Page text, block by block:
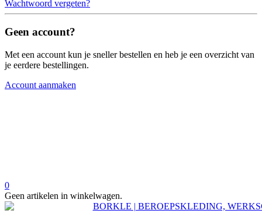
Wachtwoord vergeten?
Geen account?
Met een account kun je sneller bestellen en heb je een overzicht van
je eerdere bestellingen.
Account aanmaken
0
Geen artikelen in winkelwagen.